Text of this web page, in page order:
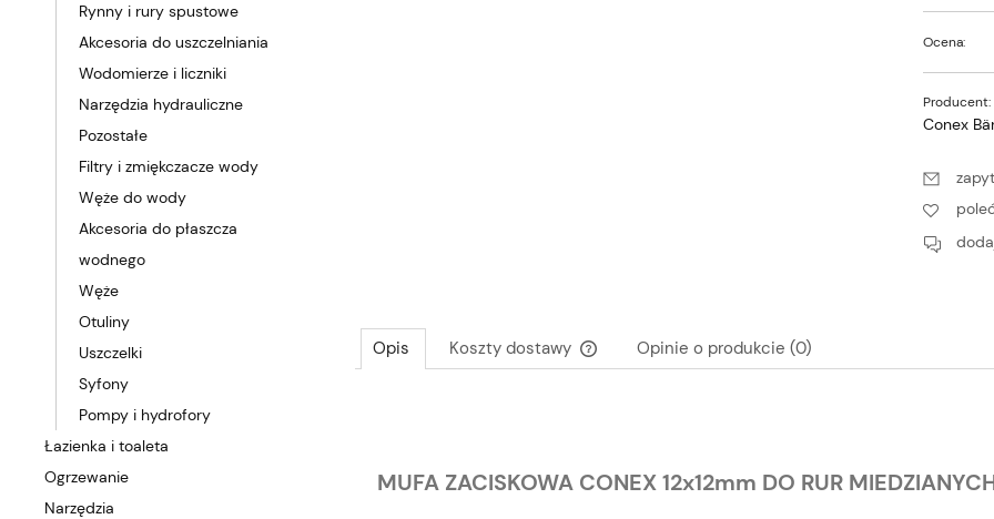
Rynny i rury spustowe
Akcesoria do uszczelniania
Wodomierze i liczniki
Narzędzia hydrauliczne
Pozostałe
Filtry i zmiękczacze wody
Węże do wody
Akcesoria do płaszcza
wodnego
Węże
Otuliny
Uszczelki
Syfony
Pompy i hydrofory
Łazienka i toaleta
Ogrzewanie
Narzędzia
Ocena:
Producent:
Conex
Opis Koszty dostawy Opinie o produkcie (0)
MUFA ZACISKOWA CONEX 12x12mm DO RUR